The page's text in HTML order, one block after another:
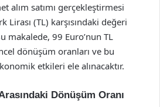
alım satımı gerçekleştirmesi
Lirası (TL) karşısındaki değeri
makalede, 99 Euro’nun TL
dönüşüm oranları ve bu
etkileri ele alınacaktır.
Dönüşüm Oranı